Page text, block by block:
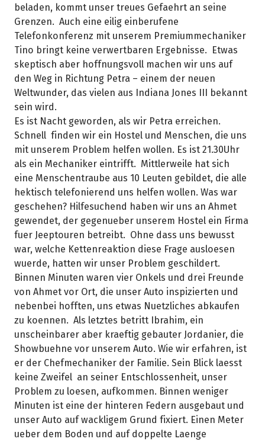
beladen, kommt unser treues Gefaehrt an seine
Grenzen. Auch eine eilig einberufene
Telefonkonferenz mit unserem Premiummechaniker
Tino bringt keine verwertbaren Ergebnisse. Etwas
skeptisch aber hoffnungsvoll machen wir uns auf
den Weg in Richtung Petra – einem der neuen
Weltwunder, das vielen aus Indiana Jones III bekannt
sein wird.
Es ist Nacht geworden, als wir Petra erreichen.
Schnell finden wir ein Hostel und Menschen, die uns
mit unserem Problem helfen wollen. Es ist 21.30Uhr
als ein Mechaniker eintrifft. Mittlerweile hat sich
eine Menschentraube aus 10 Leuten gebildet, die alle
hektisch telefonierend uns helfen wollen. Was war
geschehen? Hilfesuchend haben wir uns an Ahmet
gewendet, der gegenueber unserem Hostel ein Firma
fuer Jeeptouren betreibt. Ohne dass uns bewusst
war, welche Kettenreaktion diese Frage ausloesen
wuerde, hatten wir unser Problem geschildert.
Binnen Minuten waren vier Onkels und drei Freunde
von Ahmet vor Ort, die unser Auto inspizierten und
nebenbei hofften, uns etwas Nuetzliches abkaufen
zu koennen. Als letztes betritt Ibrahim, ein
unscheinbarer aber kraeftig gebauter Jordanier, die
Showbuehne vor unserem Auto. Wie wir erfahren, ist
er der Chefmechaniker der Familie. Sein Blick laesst
keine Zweifel an seiner Entschlossenheit, unser
Problem zu loesen, aufkommen. Binnen weniger
Minuten ist eine der hinteren Federn ausgebaut und
unser Auto auf wackligem Grund fixiert. Einen Meter
ueber dem Boden und auf doppelte Laenge